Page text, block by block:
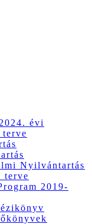
évi
Nyilvántartás
terve
2019-